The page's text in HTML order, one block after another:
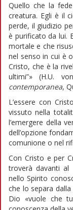
Quello che la
creatura. Egli è il
perde, il giudizio
è purificato da lui.
mortale e che
nel senso in cui è
Cristo, che è la
ultimi”» (H.U.
contemporanea,
L’essere con
vissuto nella
l’emergere della
dell’opzione
comunione o nel
Con Cristo e per
troverà davanti al
nello Spirito
che lo separa
Dio «vuole che